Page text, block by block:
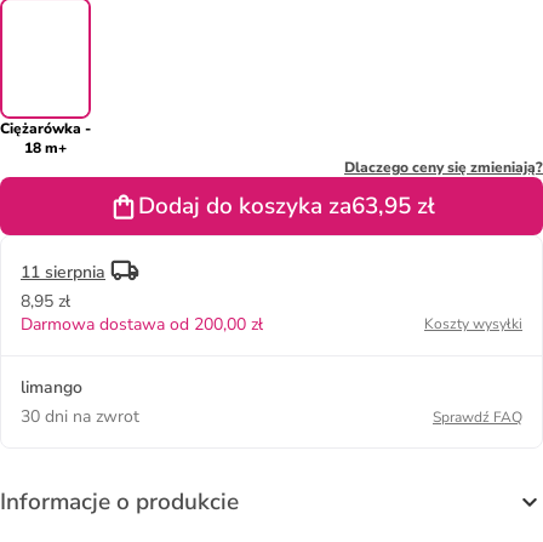
Ciężarówka -
18 m+
Dlaczego ceny się zmieniają?
Dodaj do koszyka za63,95 zł
11 sierpnia
8,95 zł
Darmowa dostawa od 200,00 zł
Koszty wysyłki
limango
30 dni na zwrot
Sprawdź FAQ
Informacje o produkcie